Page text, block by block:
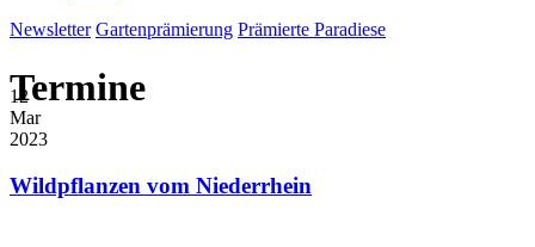
Newsletter Gartenprämierung Prämierte Paradiese
Termine
12
Mar
2023
Wildpflanzen vom Niederrhein